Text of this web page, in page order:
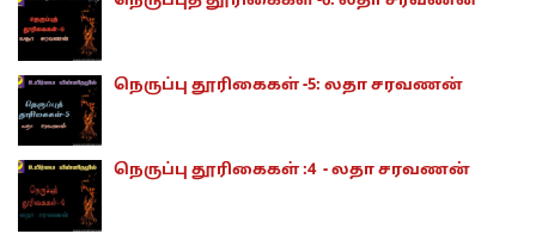
நெருப்பு தூரிகைகள் -5: லதா சரவணன்
நெருப்பு தூரிகைகள் :4 - லதா சரவணன்